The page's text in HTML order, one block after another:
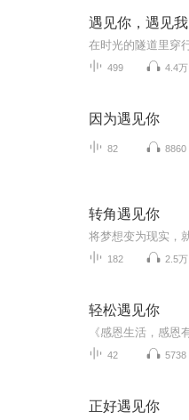
遇见你，遇见我
499 4.4万
因为遇见你
82 8860
转角遇见你
182 2.5万
轻松遇见你
42 5738
正好遇见你